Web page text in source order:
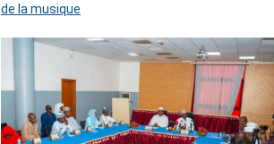
de la musique